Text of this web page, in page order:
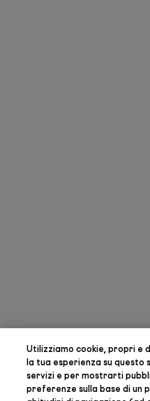
Utilizziamo cookie, propri
la tua esperienza su questo
servizi e per mostrarti
preferenze sulla base di